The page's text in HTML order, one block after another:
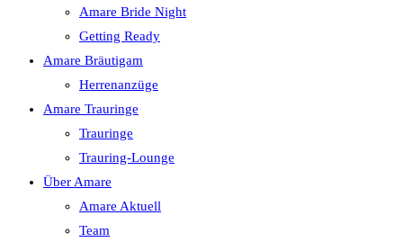
Amare Bride Night
Getting Ready
Amare Bräutigam
Herrenanzüge
Amare Trauringe
Trauringe
Trauring-Lounge
Über Amare
Amare Aktuell
Team